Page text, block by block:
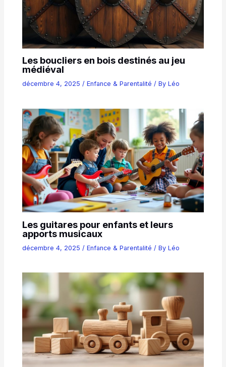
Les boucliers en bois destinés au jeu
médiéval
décembre 4, 2025/Enfance & Parentalité / ByLéo
Les guitares pour enfants et leurs
apports musicaux
décembre 4, 2025 /Enfance & Parentalité / ByLéo